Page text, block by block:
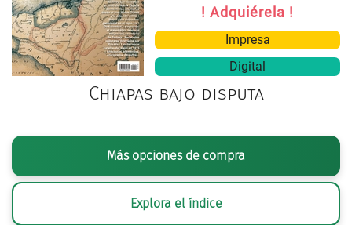
! Adquiérela !
Impresa
Digital
Chiapas bajo disputa
Más opciones de compra
Explora el índice